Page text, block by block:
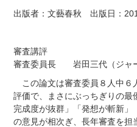
出版者：文藝春秋 出版日：
審査講評
審査委員長 岩田三代（ジャー
この論文は審査委員８人中６
評価で、まさにぶっちぎりの
完成度が抜群」「発想が斬新
の意見が相次ぎ、長年審査を担